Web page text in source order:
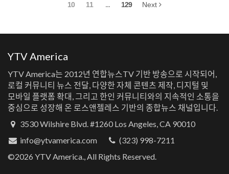
10 11 ... 129 Next
YTV America
YTV America는 2012년 연합뉴스TV 기반 방송으로 시작되어,
로컬 커뮤니티 뉴스 전달, 다양한 자체 콘텐츠 제작, 디지털 및
모바일 플랫폼 확대, 그리고 한인 커뮤니티와의 지속적인 소통을
중심으로 성장해 온 로스앤젤레스 기반의 종합뉴스 채널입니다.
3530 Wilshire Blvd. #1260 Los Angeles, CA 90010
info@ytvamerica.com
(323) 998-7211
©2026 YTV America., All Rights Reserved.